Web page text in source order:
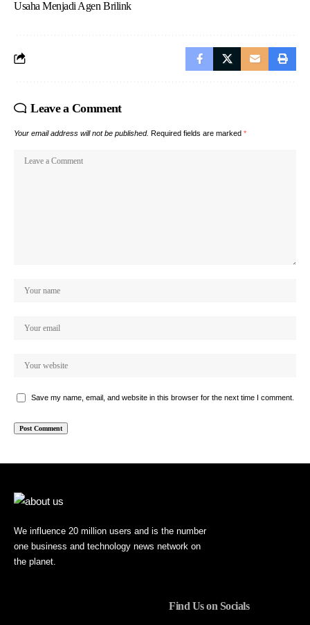
Usaha Menjadi Agen Brilink
Leave a Comment
Your email address will not be published. Required fields are marked *
Save my name, email, and website in this browser for the next time I comment.
We influence 20 million users and is the number
one business and technology news network on
the planet.
Find Us on Socials